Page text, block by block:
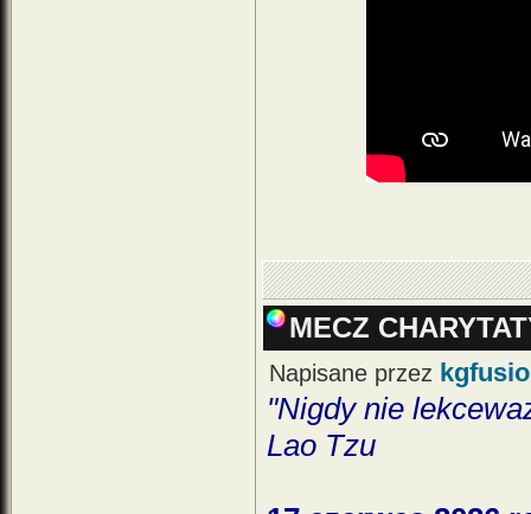
MECZ
Napisane przez
"Nigdy nie
Lao Tzu